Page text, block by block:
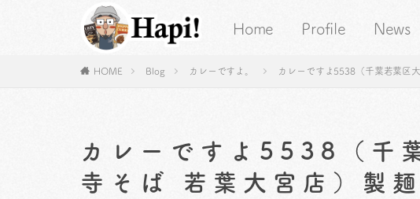
Home Profile News
HOME Blog カレーですよ。 カレーですよ5538（千葉若葉区
カレーですよ5538（千
寺そば 若葉大宮店）製麺